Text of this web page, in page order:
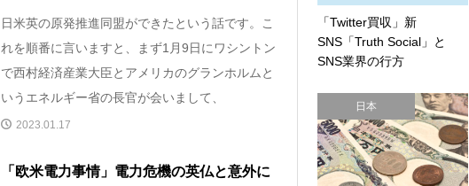
日米英の原発推進同盟ができたという話です。こ
れを順番に言いますと、まず1月9日にワシントン
で西村経済産業大臣とアメリカのグランホルムと
いうエネルギー省の長官が会いまして、
2023.01.17
「欧米電力事情」電力危機の英仏と意外に
「Twitter買収」新
SNS「Truth Social」と
SNS業界の行方
日本